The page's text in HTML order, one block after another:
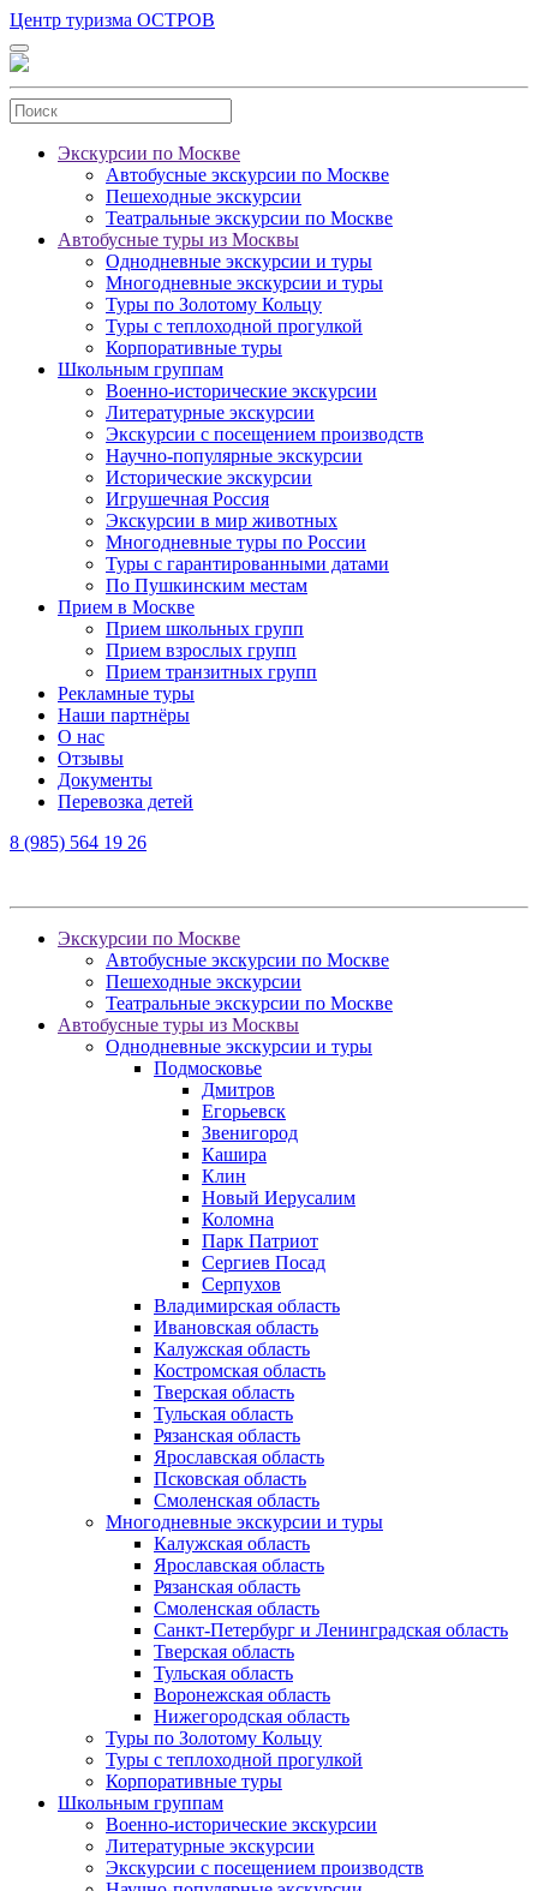
Центр туризма ОСТРОВ
Экскурсии по Москве
Автобусные экскурсии по Москве
Пешеходные экскурсии
Театральные экскурсии по Москве
Автобусные туры из Москвы
Однодневные экскурсии и туры
Многодневные экскурсии и туры
Туры по Золотому Кольцу
Туры с теплоходной прогулкой
Корпоративные туры
Школьным группам
Военно-исторические экскурсии
Литературные экскурсии
Экскурсии с посещением производств
Научно-популярные экскурсии
Исторические экскурсии
Игрушечная Россия
Экскурсии в мир животных
Многодневные туры по России
Туры с гарантированными датами
По Пушкинским местам
Прием в Москве
Прием школьных групп
Прием взрослых групп
Прием транзитных групп
Рекламные туры
Наши партнёры
О нас
Отзывы
Документы
Перевозка детей
8 (985) 564 19 26
Экскурсии по Москве
Автобусные экскурсии по Москве
Пешеходные экскурсии
Театральные экскурсии по Москве
Автобусные туры из Москвы
Однодневные экскурсии и туры
Подмосковье
Дмитров
Егорьевск
Звенигород
Кашира
Клин
Новый Иерусалим
Коломна
Парк Патриот
Сергиев Посад
Серпухов
Владимирская область
Ивановская область
Калужская область
Костромская область
Тверская область
Тульская область
Рязанская область
Ярославская область
Псковская область
Смоленская область
Многодневные экскурсии и туры
Калужская область
Ярославская область
Рязанская область
Смоленская область
Санкт-Петербург и Ленинградская область
Тверская область
Тульская область
Воронежская область
Нижегородская область
Туры по Золотому Кольцу
Туры с теплоходной прогулкой
Корпоративные туры
Школьным группам
Военно-исторические экскурсии
Литературные экскурсии
Экскурсии с посещением производств